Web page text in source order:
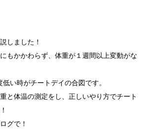
しました！
もかかわらず、体重が１週間以上変動がな
い時がチートデイの合図です。
と体温の測定をし、正しいやり方でチート
グで！